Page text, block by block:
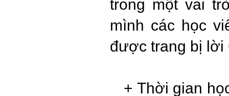
trong một vai
mình các học
được trang bị lời
+ Thời gian